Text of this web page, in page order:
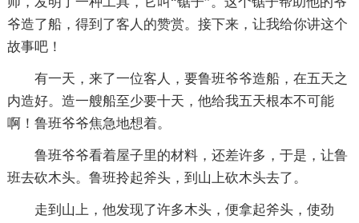
爷造了船，得到了客人的赞赏。接下来，让我给你讲这个
故事吧！
有一天，来了一位客人，要鲁班爷爷造船，在五天之
内造好。造一艘船至少要十天，他给我五天根本不可能
啊！鲁班爷爷焦急地想着。
鲁班爷爷看着屋子里的材料，还差许多，于是，让鲁
班去砍木头。鲁班拎起斧头，到山上砍木头去了。
走到山上，他发现了许多木头，便拿起斧头，使劲